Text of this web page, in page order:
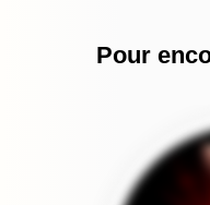
Pour